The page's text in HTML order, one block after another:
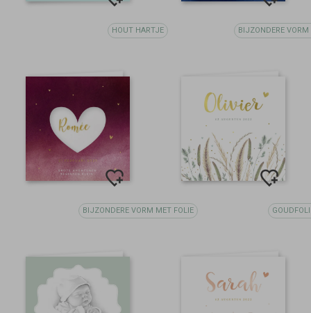
HOUT HARTJE BIJZONDERE VORM
BIJZONDERE VORM MET FOLIE